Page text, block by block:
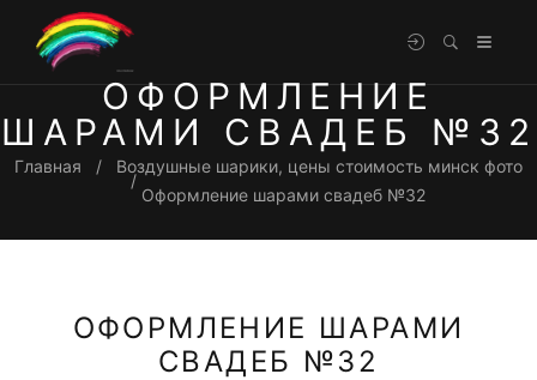
ОФОРМЛЕНИЕ
ШАРАМИ СВАДЕБ №32
Главная
Воздушные шарики, цены стоимость минск фото
Оформление шарами свадеб №32
ОФОРМЛЕНИЕ ШАРАМИ
СВАДЕБ №32